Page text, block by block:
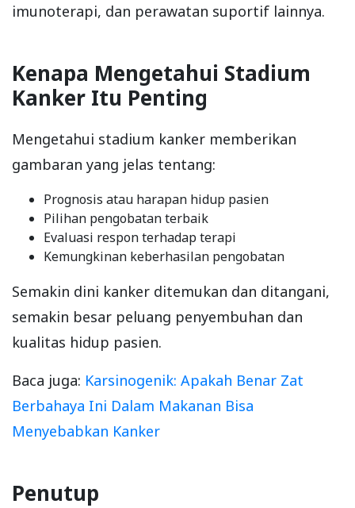
imunoterapi, dan perawatan suportif lainnya.
Kenapa Mengetahui Stadium
Kanker Itu Penting
Mengetahui stadium kanker memberikan
gambaran yang jelas tentang:
Prognosis atau harapan hidup pasien
Pilihan pengobatan terbaik
Evaluasi respon terhadap terapi
Kemungkinan keberhasilan pengobatan
Semakin dini kanker ditemukan dan ditangani,
semakin besar peluang penyembuhan dan
kualitas hidup pasien.
Baca juga: Karsinogenik: Apakah Benar Zat
Berbahaya Ini Dalam Makanan Bisa
Menyebabkan Kanker
Penutup